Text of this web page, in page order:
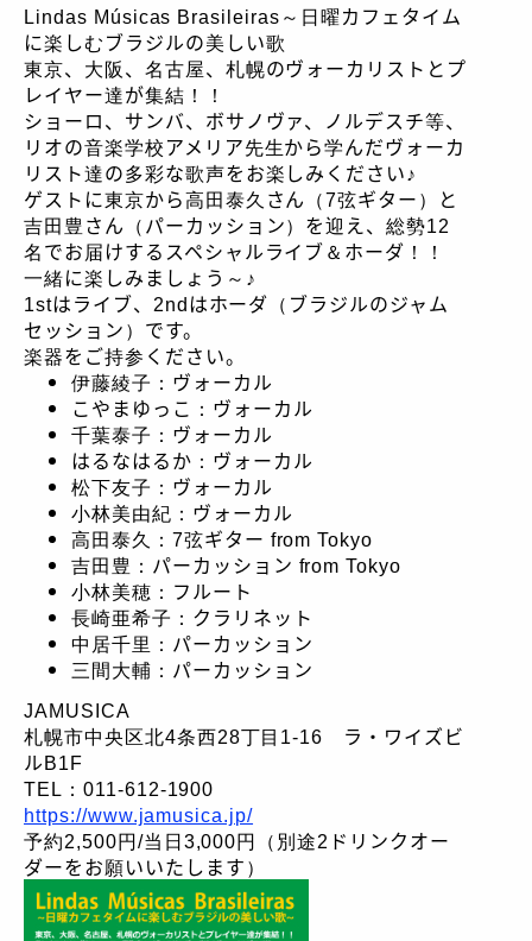
Lindas Músicas Brasileiras～日曜カフェタイム
に楽しむブラジルの美しい歌
東京、大阪、名古屋、札幌のヴォーカリストとプ
レイヤー達が集結！！
ショーロ、サンバ、ボサノヴァ、ノルデスチ等、
リオの音楽学校アメリア先生から学んだヴォーカ
リスト達の多彩な歌声をお楽しみください♪
ゲストに東京から高田泰久さん（7弦ギター）と
吉田豊さん（パーカッション）を迎え、総勢12
名でお届けするスペシャルライブ＆ホーダ！！
一緒に楽しみましょう～♪
1stはライブ、2ndはホーダ（ブラジルのジャム
セッション）です。
楽器をご持参ください。
伊藤綾子：ヴォーカル
こやまゆっこ：ヴォーカル
千葉泰子：ヴォーカル
はるなはるか：ヴォーカル
松下友子：ヴォーカル
小林美由紀：ヴォーカル
高田泰久：7弦ギター from Tokyo
吉田豊：パーカッション from Tokyo
小林美穂：フルート
長崎亜希子：クラリネット
中居千里：パーカッション
三間大輔：パーカッション
JAMUSICA
札幌市中央区北4条西28丁目1-16 ラ・ワイズビ
ルB1F
TEL：011-612-1900
https://www.jamusica.jp/
予約2,500円/当日3,000円（別途2ドリンクオー
ダーをお願いいたします）